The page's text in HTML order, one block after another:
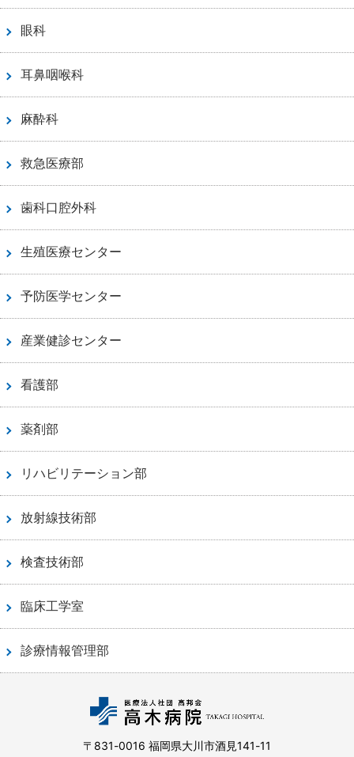
眼科
耳鼻咽喉科
麻酔科
救急医療部
歯科口腔外科
生殖医療センター
予防医学センター
産業健診センター
看護部
薬剤部
リハビリテーション部
放射線技術部
検査技術部
臨床工学室
診療情報管理部
〒831-0016 福岡県大川市酒見141-11